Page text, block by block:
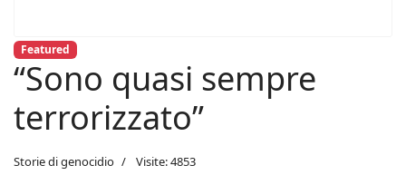
Featured
“Sono quasi sempre
terrorizzato”
Storie di genocidio Visite: 4853